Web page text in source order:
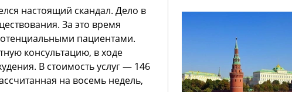
настоящий скандал. Дело в
За это время
пациентами.
консультацию, в ходе
В стоимость услуг — 146
на восемь недель,